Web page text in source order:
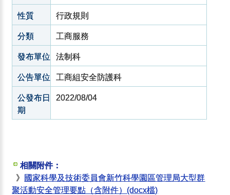
性質 行政規則
分類 工商服務
發布單位 法制科
公告單位 工商組安全防護科
公發布日
期
2022/08/04
相關附件：
》 國家科學及技術委員會新竹科學園區管理局大型群
聚活動安全管理要點（含附件）(docx檔)